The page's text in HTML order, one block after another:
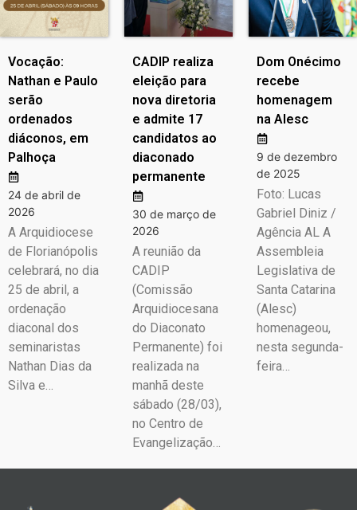
Vocação:
Nathan e Paulo
serão
ordenados
diáconos, em
Palhoça
24 de abril de
2026
A Arquidiocese
de Florianópolis
celebrará, no dia
25 de abril, a
ordenação
diaconal dos
seminaristas
Nathan Dias da
Silva e…
CADIP realiza
eleição para
nova diretoria
e admite 17
candidatos ao
diaconado
permanente
30 de março de
2026
A reunião da
CADIP
(Comissão
Arquidiocesana
do Diaconato
Permanente) foi
realizada na
manhã deste
sábado (28/03),
no Centro de
Evangelização…
Dom Onécimo
recebe
homenagem
na Alesc
9 de dezembro
de 2025
Foto: Lucas
Gabriel Diniz /
Agência AL A
Assembleia
Legislativa de
Santa Catarina
(Alesc)
homenageou,
nesta segunda-
feira…